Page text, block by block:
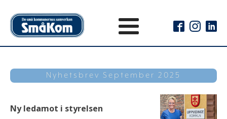
Nyhetsbrev September 2025
Ny ledamot i styrelsen